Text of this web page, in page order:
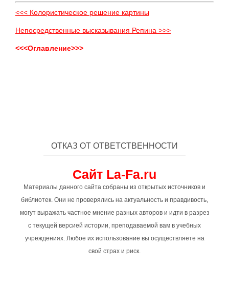
<<< Колористическое решение картины
Непосредственные высказывания Репина >>>
<<<Оглавление>>>
ОТКАЗ ОТ ОТВЕТСТВЕННОСТИ
Сайт La-Fa.ru
Материалы данного сайта собраны из открытых источников и
библиотек. Они не проверялись на актуальность и правдивость,
могут выражать частное мнение разных авторов и идти в разрез
с текущей версией истории, преподаваемой вам в учебных
учреждениях. Любое их использование вы осуществляете на
свой страх и риск.